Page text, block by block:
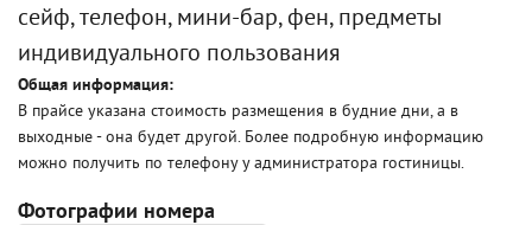
сейф, телефон, мини-бар, фен, предметы
индивидуального пользования
Общая информация:
В прайсе указана стоимость размещения в будние дни, а в
выходные - она будет другой. Более подробную информацию
можно получить по телефону у администратора гостиницы.
Фотографии номера